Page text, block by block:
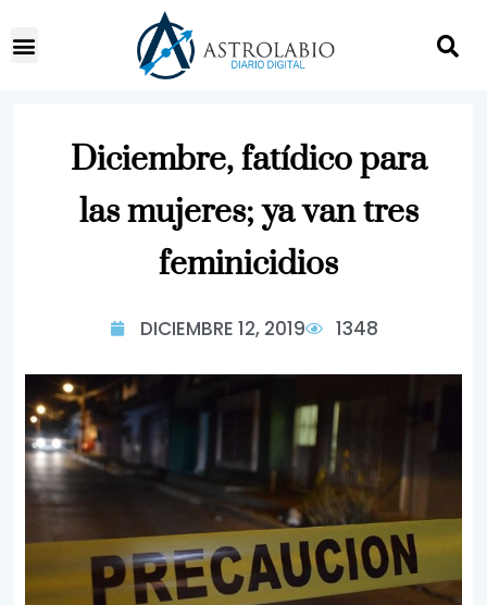
Diciembre, fatídico para
las mujeres; ya van tres
feminicidios
DICIEMBRE 12, 2019 1348